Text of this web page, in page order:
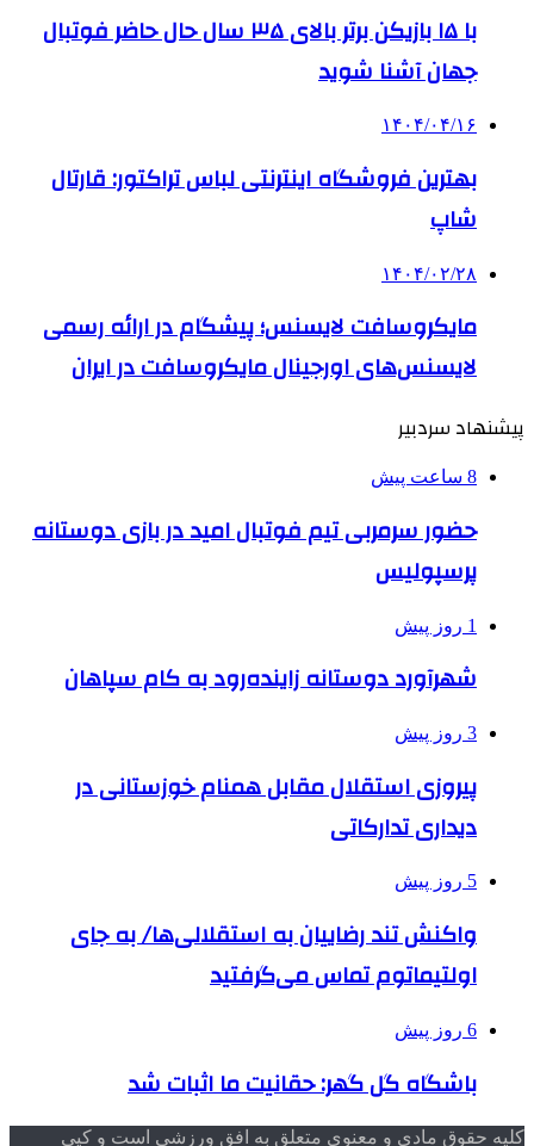
با ۱۵ بازیکن برتر بالای ۳۵ سال حال حاضر فوتبال
جهان آشنا شوید
۱۴۰۴/۰۴/۱۶
بهترین فروشگاه اینترنتی لباس تراکتور: قارتال
شاپ
۱۴۰۴/۰۲/۲۸
مایکروسافت لایسنس؛ پیشگام در ارائه رسمی
لایسنس‌های اورجینال مایکروسافت در ایران
پیشنهاد سردبیر
8 ساعت پیش
حضور سرمربی تیم فوتبال امید در بازی دوستانه
پرسپولیس
1 روز پیش
شهرآورد دوستانه زاینده‌رود به کام سپاهان
3 روز پیش
پیروزی استقلال مقابل همنام خوزستانی در
دیداری تدارکاتی
5 روز پیش
واکنش تند رضاییان به استقلالی‌ها/ به جای
اولتیماتوم تماس می‌گرفتید
6 روز پیش
باشگاه گل گهر: حقانیت ما اثبات شد
کلیه حقوق مادی و معنوی متعلق به افق ورزشی است و کپی